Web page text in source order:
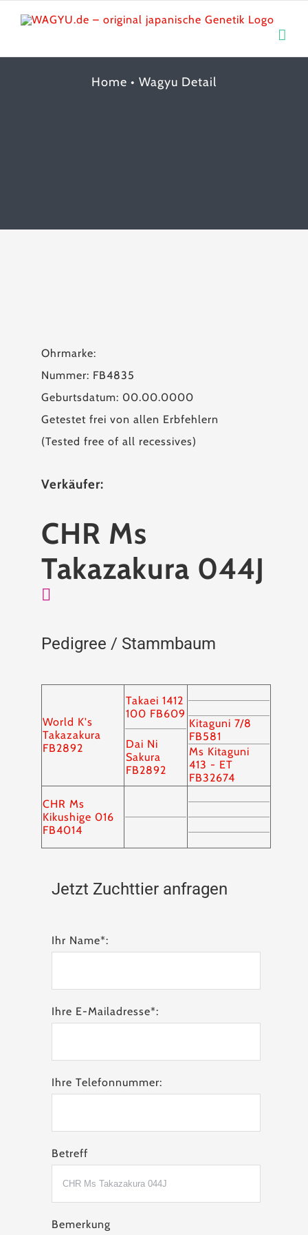
content
Home • Wagyu Detail
Ohrmarke:
Nummer: FB4835
Geburtsdatum: 00.00.0000
Getestet frei von allen Erbfehlern
(Tested free of all recessives)
Verkäufer:
CHR Ms
Takazakura 044J
Pedigree / Stammbaum
World K's
Takazakura
FB2892
Takaei 1412
100 FB609
Dai Ni
Sakura
FB2892
Kitaguni 7/8
FB581
Ms Kitaguni
413 - ET
FB32674
CHR Ms
Kikushige 016
FB4014
Jetzt Zuchttier anfragen
Ihr Name*:
Ihre E-Mailadresse*:
Ihre Telefonnummer:
Betreff
Bemerkung